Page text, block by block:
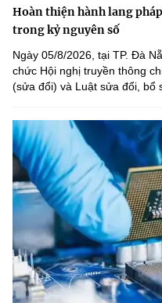
Hoàn thiện hành lang
trong kỷ nguyên số
Ngày 05/8/2026, tại TP. Đà
chức Hội nghị truyền thông
(sửa đổi) và Luật sửa đổi, bổ